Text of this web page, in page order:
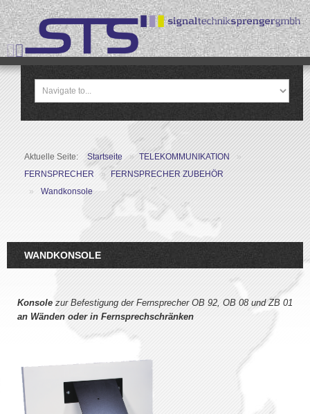
Aktuelle Seite: Startseite » TELEKOMMUNIKATION
»
FERNSPRECHER
»
FERNSPRECHER ZUBEHÖR
»
Wandkonsole
WANDKONSOLE
Konsole zur Befestigung der Fernsprecher OB 92, OB 08 und ZB 01
an Wänden oder in Fernsprechschränken